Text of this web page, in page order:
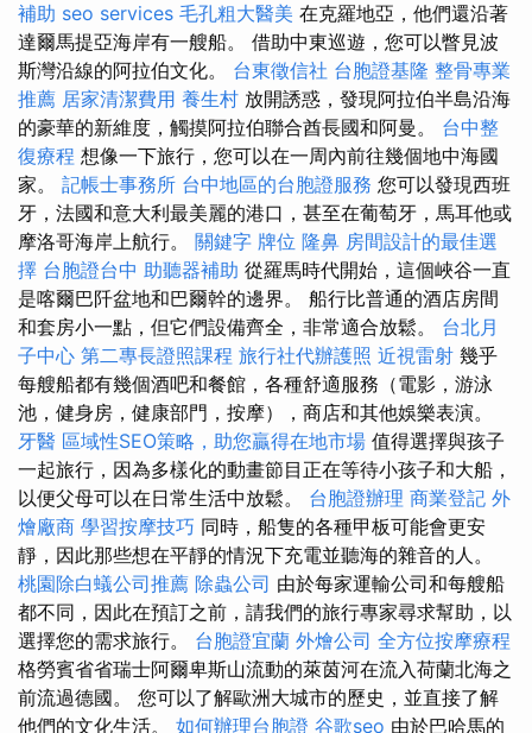
補助 seo services 毛孔粗大醫美 在克羅地亞，他們還沿著
達爾馬提亞海岸有一艘船。 借助中東巡遊，您可以瞥見波
斯灣沿線的阿拉伯文化。 台東徵信社 台胞證基隆 整骨專業
推薦 居家清潔費用 養生村 放開誘惑，發現阿拉伯半島沿海
的豪華的新維度，觸摸阿拉伯聯合酋長國和阿曼。 台中整
復療程 想像一下旅行，您可以在一周內前往幾個地中海國
家。 記帳士事務所 台中地區的台胞證服務 您可以發現西班
牙，法國和意大利最美麗的港口，甚至在葡萄牙，馬耳他或
摩洛哥海岸上航行。 關鍵字 牌位 隆鼻 房間設計的最佳選
擇 台胞證台中 助聽器補助 從羅馬時代開始，這個峽谷一直
是喀爾巴阡盆地和巴爾幹的邊界。 船行比普通的酒店房間
和套房小一點，但它們設備齊全，非常適合放鬆。 台北月
子中心 第二專長證照課程 旅行社代辦護照 近視雷射 幾乎
每艘船都有幾個酒吧和餐館，各種舒適服務（電影，游泳
池，健身房，健康部門，按摩），商店和其他娛樂表演。
牙醫 區域性SEO策略，助您贏得在地市場 值得選擇與孩子
一起旅行，因為多樣化的動畫節目正在等待小孩子和大船，
以便父母可以在日常生活中放鬆。 台胞證辦理 商業登記 外
燴廠商 學習按摩技巧 同時，船隻的各種甲板可能會更安
靜，因此那些想在平靜的情況下充電並聽海的雜音的人。
桃園除白蟻公司推薦 除蟲公司 由於每家運輸公司和每艘船
都不同，因此在預訂之前，請我們的旅行專家尋求幫助，以
選擇您的需求旅行。 台胞證宜蘭 外燴公司 全方位按摩療程
格勞賓省省瑞士阿爾卑斯山流動的萊茵河在流入荷蘭北海之
前流過德國。 您可以了解歐洲大城市的歷史，並直接了解
他們的文化生活。 如何辦理台胞證 谷歌seo 由於巴哈馬的